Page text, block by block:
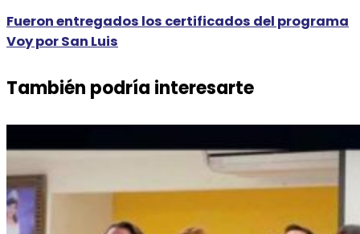
Fueron entregados los certificados del programa
Voy por San Luis
También podría interesarte